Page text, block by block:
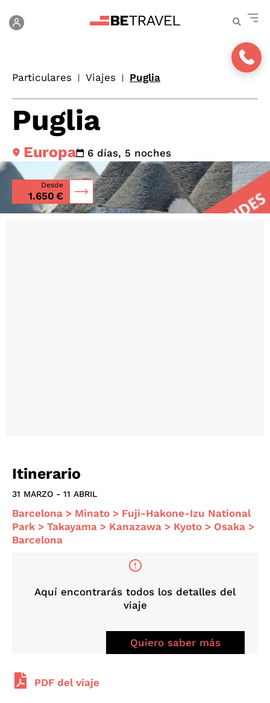
Particulares | Viajes | Puglia
Puglia
Europa 6 días, 5 noches
Desde
1.650 €
Itinerario
31 MARZO - 11 ABRIL
Barcelona > Minato > Fuji-Hakone-Izu National
Park > Takayama > Kanazawa > Kyoto > Osaka >
Barcelona
Aquí encontrarás todos los detalles del
viaje
Quiero saber más
PDF del viaje